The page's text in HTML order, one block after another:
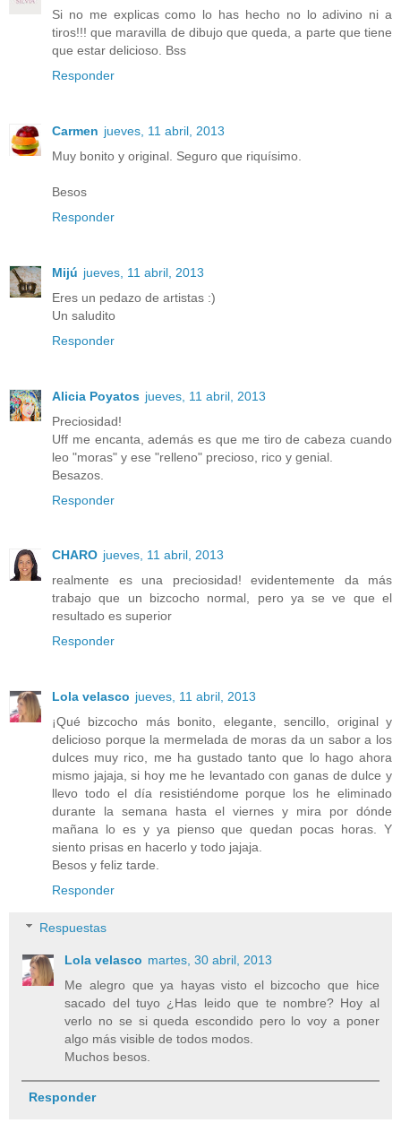
Si no me explicas como lo has hecho no lo adivino ni a
tiros!!! que maravilla de dibujo que queda, a parte que tiene
que estar delicioso. Bss
Responder
Carmen jueves, 11 abril, 2013
Muy bonito y original. Seguro que riquísimo.
Besos
Responder
Mijú jueves, 11 abril, 2013
Eres un pedazo de artistas :)
Un saludito
Responder
Alicia Poyatos jueves, 11 abril, 2013
Preciosidad!
Uff me encanta, además es que me tiro de cabeza cuando
leo "moras" y ese "relleno" precioso, rico y genial.
Besazos.
Responder
CHARO jueves, 11 abril, 2013
realmente es una preciosidad! evidentemente da más
trabajo que un bizcocho normal, pero ya se ve que el
resultado es superior
Responder
Lola velasco jueves, 11 abril, 2013
¡Qué bizcocho más bonito, elegante, sencillo, original y
delicioso porque la mermelada de moras da un sabor a los
dulces muy rico, me ha gustado tanto que lo hago ahora
mismo jajaja, si hoy me he levantado con ganas de dulce y
llevo todo el día resistiéndome porque los he eliminado
durante la semana hasta el viernes y mira por dónde
mañana lo es y ya pienso que quedan pocas horas. Y
siento prisas en hacerlo y todo jajaja.
Besos y feliz tarde.
Responder
Respuestas
Lola velasco martes, 30 abril, 2013
Me alegro que ya hayas visto el bizcocho que hice
sacado del tuyo ¿Has leido que te nombre? Hoy al
verlo no se si queda escondido pero lo voy a poner
algo más visible de todos modos.
Muchos besos.
Responder